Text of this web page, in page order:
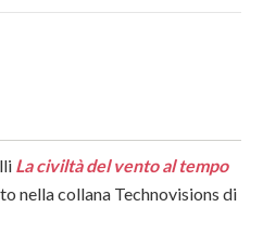
La civiltà del vento al tempo
nella collana Technovisions di